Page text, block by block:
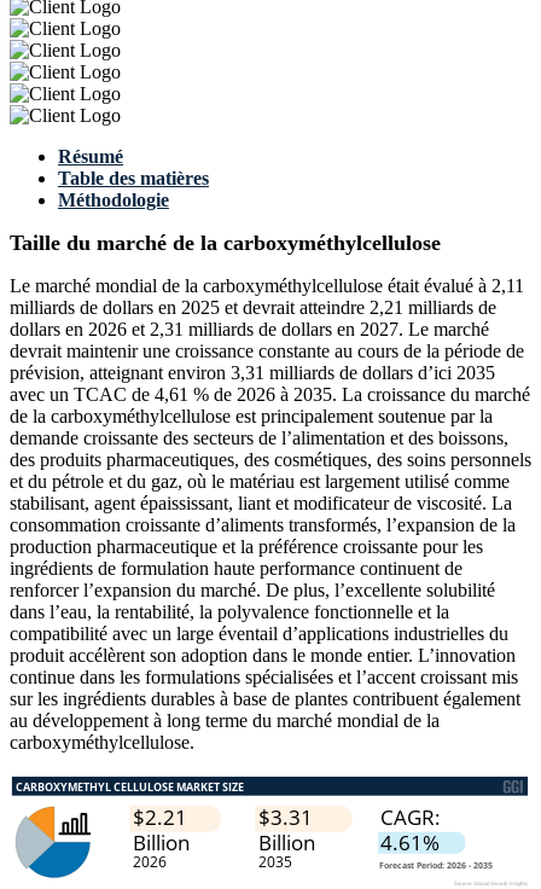
Résumé
Table des matières
Méthodologie
Taille du marché de la carboxyméthylcellulose
Le marché mondial de la carboxyméthylcellulose était évalué à 2,11
milliards de dollars en 2025 et devrait atteindre 2,21 milliards de
dollars en 2026 et 2,31 milliards de dollars en 2027. Le marché
devrait maintenir une croissance constante au cours de la période de
prévision, atteignant environ 3,31 milliards de dollars d’ici 2035
avec un TCAC de 4,61 % de 2026 à 2035. La croissance du marché
de la carboxyméthylcellulose est principalement soutenue par la
demande croissante des secteurs de l’alimentation et des boissons,
des produits pharmaceutiques, des cosmétiques, des soins personnels
et du pétrole et du gaz, où le matériau est largement utilisé comme
stabilisant, agent épaississant, liant et modificateur de viscosité. La
consommation croissante d’aliments transformés, l’expansion de la
production pharmaceutique et la préférence croissante pour les
ingrédients de formulation haute performance continuent de
renforcer l’expansion du marché. De plus, l’excellente solubilité
dans l’eau, la rentabilité, la polyvalence fonctionnelle et la
compatibilité avec un large éventail d’applications industrielles du
produit accélèrent son adoption dans le monde entier. L’innovation
continue dans les formulations spécialisées et l’accent croissant mis
sur les ingrédients durables à base de plantes contribuent également
au développement à long terme du marché mondial de la
carboxyméthylcellulose.